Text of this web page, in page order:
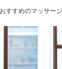
すすめのマッサー